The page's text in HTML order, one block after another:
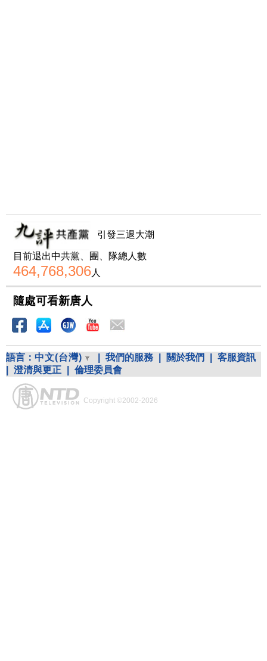
引發三退大潮
目前退出中共黨、團、隊總人數
464,768,306人
隨處可看新唐人
語言： 中文(台灣) 我們的服務 關於我們
客服資訊
澄清與更正 倫理委員會
Copyright ©2002-2026